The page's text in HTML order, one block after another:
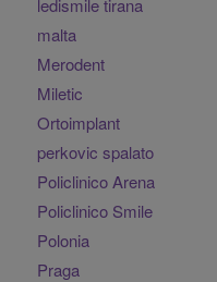
malta
Merodent
Miletic
Ortoimplant
perkovic spalato
Policlinico Arena
Policlinico Smile
Polonia
Praga